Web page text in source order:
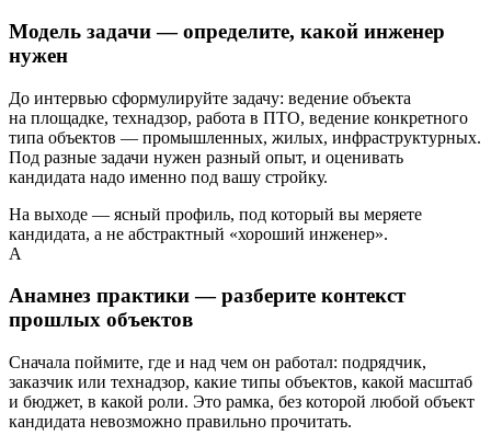
Модель задачи — определите, какой инженер
нужен
До интервью сформулируйте задачу: ведение объекта
на площадке, технадзор, работа в ПТО, ведение конкретного
типа объектов — промышленных, жилых, инфраструктурных.
Под разные задачи нужен разный опыт, и оценивать
кандидата надо именно под вашу стройку.
На выходе — ясный профиль, под который вы меряете
кандидата, а не абстрактный «хороший инженер».
А
Анамнез практики — разберите контекст
прошлых объектов
Сначала поймите, где и над чем он работал: подрядчик,
заказчик или технадзор, какие типы объектов, какой масштаб
и бюджет, в какой роли. Это рамка, без которой любой объект
кандидата невозможно правильно прочитать.